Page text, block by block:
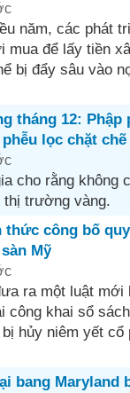
năm, các phát
mua để lấy tiền
bị đẩy sâu vào
tháng 12:
lọc chặt chẽ
cho rằng không
thị trường vàng.
thức công bố
Mỹ
ra một luật
công khai sổ
hủy niêm yết cổ
bang